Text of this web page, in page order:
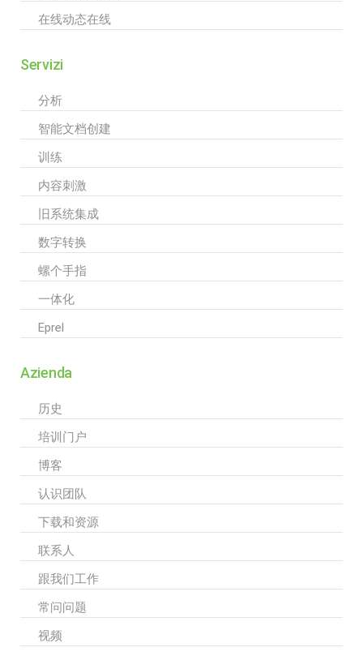
在线动态在线
Servizi
分析
智能文档创建
训练
内容刺激
旧系统集成
数字转换
螺个手指
一体化
Eprel
Azienda
历史
培训门户
博客
认识团队
下载和资源
联系人
跟我们工作
常问问题
视频